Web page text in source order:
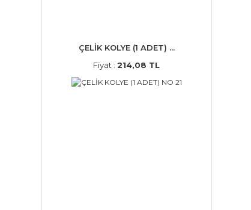
ÇELİK KOLYE (1 ADET) ...
Fiyat :214,08 TL